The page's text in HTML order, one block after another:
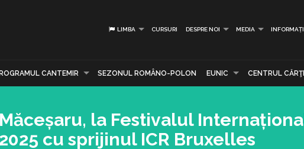
LIMBA CURSURI DESPRE NOI MEDIA
CANTEMIR SEZONUL ROMÂNO-POLON EUNIC CENTRUL CĂRŢII
la Festivalul
2025 cu sprijinul ICR Bruxelles